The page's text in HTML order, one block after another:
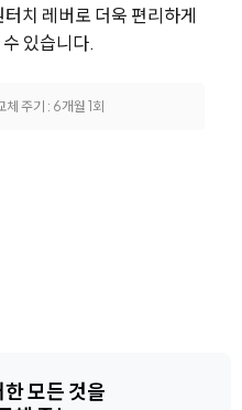
치 레버로 더욱 편리하게
있습니다.
주기 : 6개월 1회
모든 것을